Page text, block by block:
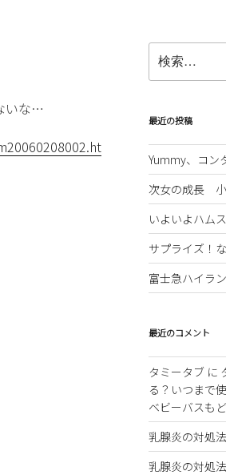
いな…
索:
最近の投稿
Yummy、コン
次女の成長
いよいよハム
サプライズ！
富士急ハイラ
最近のコメント
タミータブに
る？いつまで
ベビーバスも
乳腺炎の対処法
乳腺炎の対処法